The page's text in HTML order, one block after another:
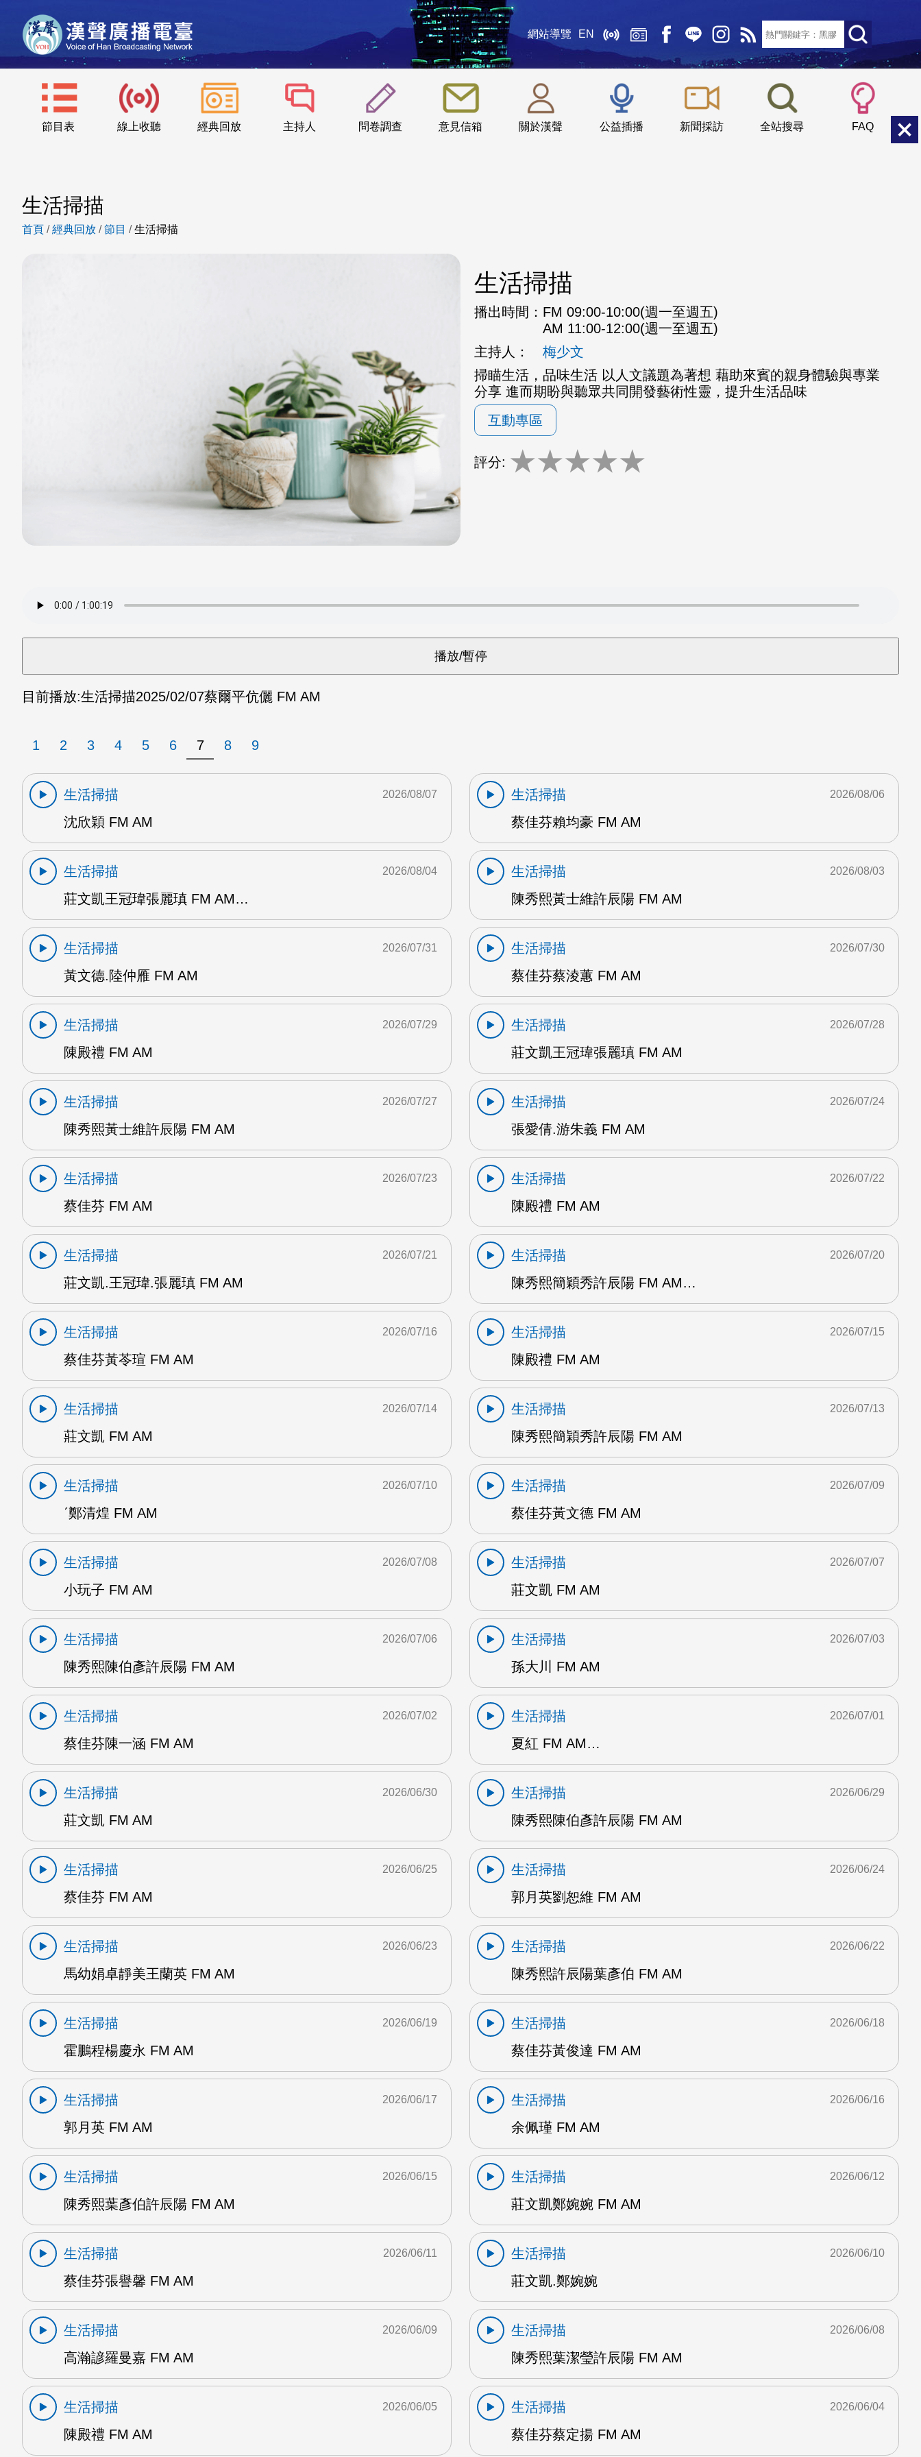
網站導覽 EN
節目表 線上收聽 經典回放 主持人 問卷調查 意見信箱 關於漢聲 公益插播 新聞採訪 全站搜尋 FAQ
::: 小 中
生活掃描
首頁 /經典回放 /節目 /生活掃描
生活掃描
播出時間： FM 09:00-10:00(週一至週五)
AM 11:00-12:00(週一至週五)
主持人：
梅少文
掃瞄生活，品味生活 以人文議題為著想 藉助來賓的親身體驗與專業
分享 進而期盼與聽眾共同開發藝術性靈，提升生活品味
互動專區
評分: ★★★★★
目前播放:生活掃描2025/02/07蔡爾平伉儷 FM AM
1 2 3 4 5 6 7 8 9
生活掃描
沈欣穎 FM AM
2026/08/07
生活掃描
蔡佳芬賴均豪 FM AM
2026/08/06
生活掃描
莊文凱王冠瑋張麗瑱 FM AM…
2026/08/04
生活掃描
陳秀熙黃士維許辰陽 FM AM
2026/08/03
生活掃描
黃文德.陸仲雁 FM AM
2026/07/31
生活掃描
蔡佳芬蔡淩蕙 FM AM
2026/07/30
生活掃描
陳殿禮 FM AM
2026/07/29
生活掃描
莊文凱王冠瑋張麗瑱 FM AM
2026/07/28
生活掃描
陳秀熙黃士維許辰陽 FM AM
2026/07/27
生活掃描
張愛倩.游朱義 FM AM
2026/07/24
生活掃描
蔡佳芬 FM AM
2026/07/23
生活掃描
陳殿禮 FM AM
2026/07/22
生活掃描
莊文凱.王冠瑋.張麗瑱 FM AM
2026/07/21
生活掃描
陳秀熙簡穎秀許辰陽 FM AM…
2026/07/20
生活掃描
蔡佳芬黃苓瑄 FM AM
2026/07/16
生活掃描
陳殿禮 FM AM
2026/07/15
生活掃描
莊文凱 FM AM
2026/07/14
生活掃描
陳秀熙簡穎秀許辰陽 FM AM
2026/07/13
生活掃描
ˊ鄭清煌 FM AM
2026/07/10
生活掃描
蔡佳芬黃文德 FM AM
2026/07/09
生活掃描
小玩子 FM AM
2026/07/08
生活掃描
莊文凱 FM AM
2026/07/07
生活掃描
陳秀熙陳伯彥許辰陽 FM AM
2026/07/06
生活掃描
孫大川 FM AM
2026/07/03
生活掃描
蔡佳芬陳一涵 FM AM
2026/07/02
生活掃描
夏紅 FM AM…
2026/07/01
生活掃描
莊文凱 FM AM
2026/06/30
生活掃描
陳秀熙陳伯彥許辰陽 FM AM
2026/06/29
生活掃描
蔡佳芬 FM AM
2026/06/25
生活掃描
郭月英劉恕維 FM AM
2026/06/24
生活掃描
馬幼娟卓靜美王蘭英 FM AM
2026/06/23
生活掃描
陳秀熙許辰陽葉彥伯 FM AM
2026/06/22
生活掃描
霍鵬程楊慶永 FM AM
2026/06/19
生活掃描
蔡佳芬黃俊達 FM AM
2026/06/18
生活掃描
郭月英 FM AM
2026/06/17
生活掃描
余佩瑾 FM AM
2026/06/16
生活掃描
陳秀熙葉彥伯許辰陽 FM AM
2026/06/15
生活掃描
莊文凱鄭婉婉 FM AM
2026/06/12
生活掃描
蔡佳芬張譽馨 FM AM
2026/06/11
生活掃描
莊文凱.鄭婉婉
2026/06/10
生活掃描
高瀚諺羅曼嘉 FM AM
2026/06/09
生活掃描
陳秀熙葉潔瑩許辰陽 FM AM
2026/06/08
生活掃描
陳殿禮 FM AM
2026/06/05
生活掃描
蔡佳芬蔡定揚 FM AM
2026/06/04